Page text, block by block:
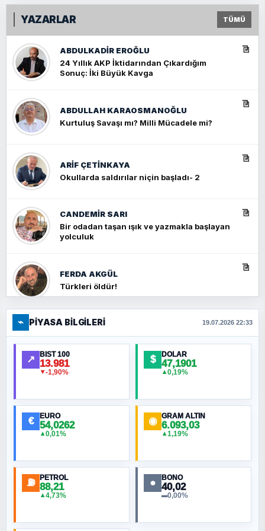
YAZARLAR TÜMÜ
ABDULKADIR EROĞLU
24 Yıllık AKP İktidarından Çıkardığım
Sonuç: İki Büyük Kavga
ABDULLAH KARAOSMANOĞLU
Kurtuluş Savaşı mı? Milli Mücadele mi?
ARIF ÇETİNKAYA
Okullarda saldırılar niçin başladı- 2
CANDEMIR SARI
Bir odadan taşan ışık ve yazmakla başlayan
yolculuk
FERDA AKGÜL
Türkleri öldür!
FERHAT BÜYÜKKALKAN
Ankara Zirvesi: NATO Toplantısı mı, Yeni
Ortadoğu Haritasının Provası mı?
MURAT ÖZKAN
NURETTIN BÖLÜK
⌁ PIYASA BILGILERI 19.07.2026 22:33
↗ BIST 100
13.981
▼-1,90%
$ DOLAR
47,1901
▲0,19%
€ EURO
54,0262
▲0,01%
◉ GRAM ALTIN
6.093,03
▲1,19%
⛽ PETROL
88,21
▲4,73%
● BONO
40,02
▬0,00%